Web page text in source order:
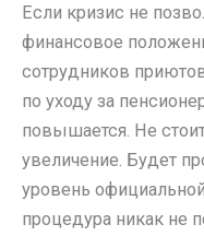
Если кризис не
финансовое
сотрудников
по уходу за
повышается. Не
увеличение. Будет
уровень
процедура никак не